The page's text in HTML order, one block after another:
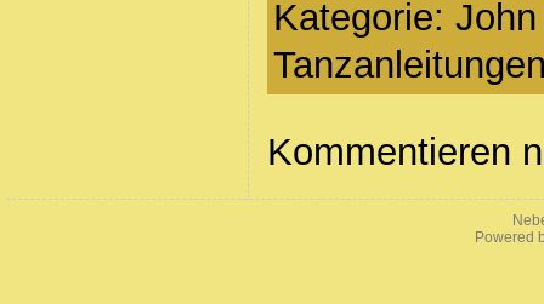
Kategorie:
Kommentieren
Powered